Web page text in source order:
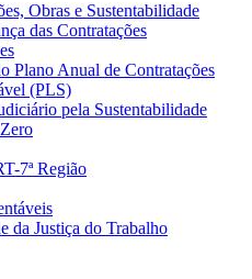
Obras e Sustentabilidade
das Contratações
Plano Anual de Contratações
(PLS)
pela Sustentabilidade
7ª Região
da Justiça do Trabalho